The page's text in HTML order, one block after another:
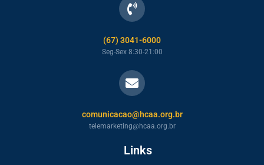
(67) 3041-6000
Seg-Sex 8:30-21:00
comunicacao@hcaa.org.br
telemarketing@hcaa.org.br
Links